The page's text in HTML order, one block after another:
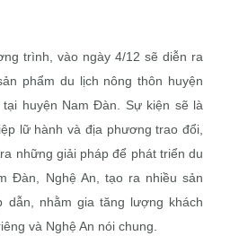
trình, vào ngày 4/12 sẽ diễn ra
phẩm du lịch nông thôn huyện
tại huyện Nam Đàn. Sự kiện sẽ là
lữ hành và địa phương trao đổi,
những giải pháp để phát triển du
Đàn, Nghệ An, tạo ra nhiều sản
dẫn, nhằm gia tăng lượng khách
và Nghệ An nói chung.